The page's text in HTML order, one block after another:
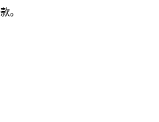
。